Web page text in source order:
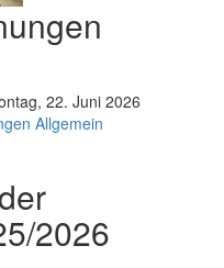
22. Juni 2026
Allgemein
2026